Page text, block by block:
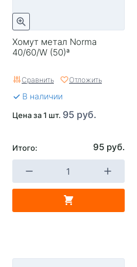
Хомут метал Norma
40/60/W (50)ª
Сравнить Отложить
В наличии
Цена за 1 шт. 95 руб.
Итого: 95 руб.